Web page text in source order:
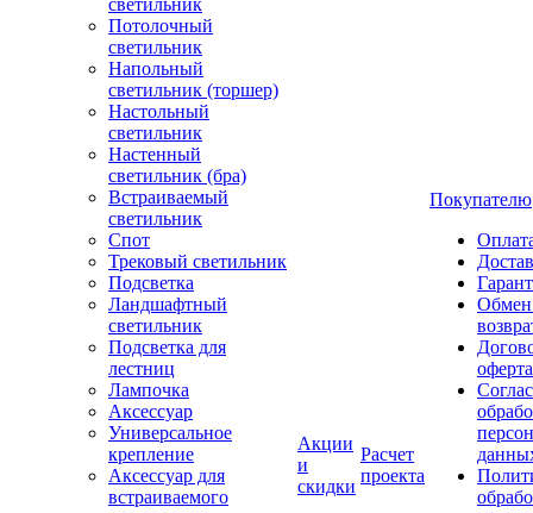
светильник
Потолочный
светильник
Напольный
светильник (торшер)
Настольный
светильник
Настенный
светильник (бра)
Встраиваемый
светильник
Спот
Трековый светильник
Подсветка
Ландшафтный
светильник
Подсветка для
лестниц
Лампочка
Аксессуар
Универсальное
крепление
Аксессуар для
встраиваемого
Акции
и
скидки
Расчет
проекта
Покупателю
оферта